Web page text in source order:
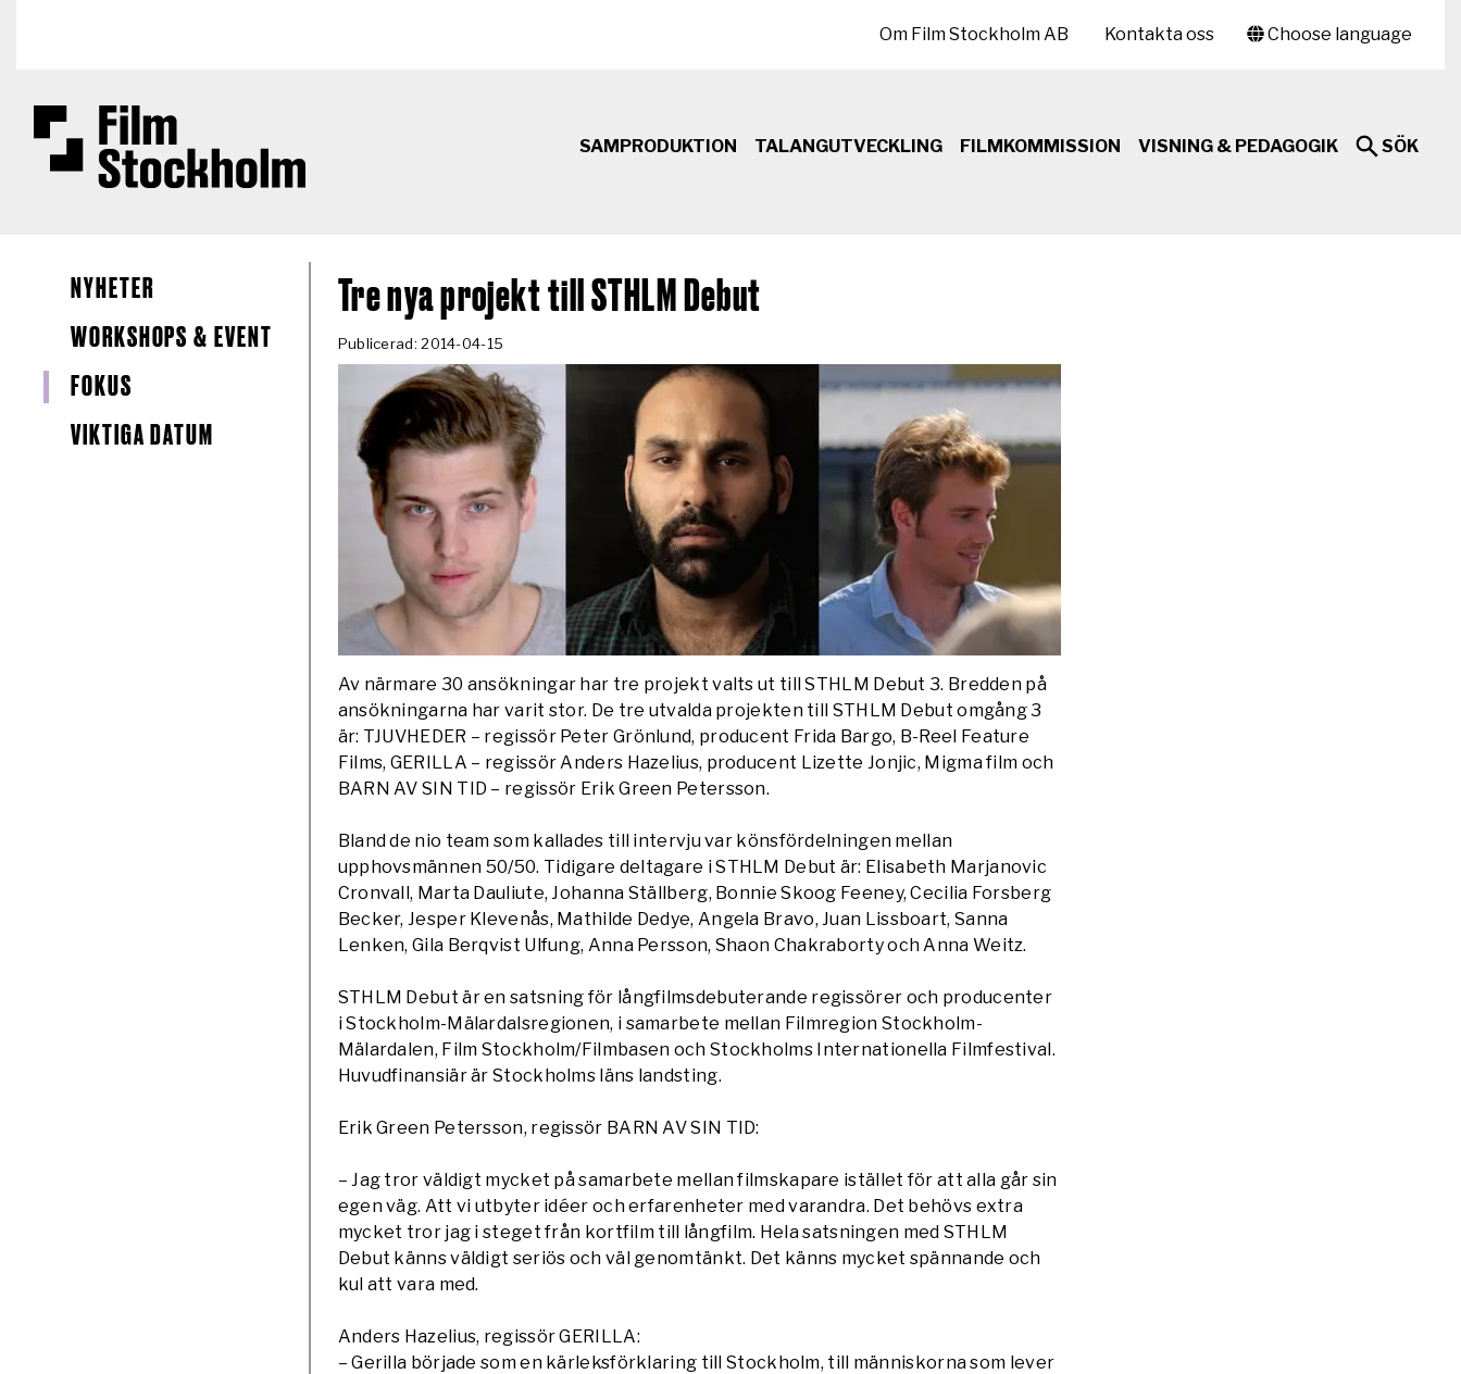
Choose language
Om Film Stockholm AB Kontakta oss
SAMPRODUKTION TALANGUTVECKLING FILMKOMMISSION VISNING & PEDAGOGIK SÖK
NYHETER
WORKSHOPS & EVENT
FOKUS
VIKTIGA DATUM
Tre nya projekt till STHLM Debut
Publicerad: 2014-04-15
Av närmare 30 ansökningar har tre projekt valts ut till STHLM Debut 3. Bredden på
ansökningarna har varit stor. De tre utvalda projekten till STHLM Debut omgång 3
är: TJUVHEDER – regissör Peter Grönlund, producent Frida Bargo, B-Reel Feature
Films, GERILLA – regissör Anders Hazelius, producent Lizette Jonjic, Migma film och
BARN AV SIN TID – regissör Erik Green Petersson.
Bland de nio team som kallades till intervju var könsfördelningen mellan
upphovsmännen 50/50. Tidigare deltagare i STHLM Debut är: Elisabeth Marjanovic
Cronvall, Marta Dauliute, Johanna Ställberg, Bonnie Skoog Feeney, Cecilia Forsberg
Becker, Jesper Klevenås, Mathilde Dedye, Angela Bravo, Juan Lissboart, Sanna
Lenken, Gila Berqvist Ulfung, Anna Persson, Shaon Chakraborty och Anna Weitz.
STHLM Debut är en satsning för långfilmsdebuterande regissörer och producenter
i Stockholm-Mälardalsregionen, i samarbete mellan Filmregion Stockholm-
Mälardalen, Film Stockholm/Filmbasen och Stockholms Internationella Filmfestival.
Huvudfinansiär är Stockholms läns landsting.
Erik Green Petersson, regissör BARN AV SIN TID:
– Jag tror väldigt mycket på samarbete mellan filmskapare istället för att alla går sin
egen väg. Att vi utbyter idéer och erfarenheter med varandra. Det behövs extra
mycket tror jag i steget från kortfilm till långfilm. Hela satsningen med STHLM
Debut känns väldigt seriös och väl genomtänkt. Det känns mycket spännande och
kul att vara med.
Anders Hazelius, regissör GERILLA:
– Gerilla började som en kärleksförklaring till Stockholm, till människorna som lever